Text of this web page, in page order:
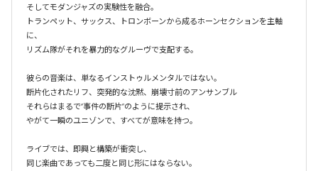
そしてモダンジャズの実験性を融合。
トランペット、サックス、トロンボーンから成るホーンセクションを主軸
に、
リズム隊がそれを暴力的なグルーヴで支配する。
彼らの音楽は、単なるインストゥルメンタルではない。
断片化されたリフ、突発的な沈黙、崩壊寸前のアンサンブル
それらはまるで“事件の断片”のように提示され、
やがて一瞬のユニゾンで、すべてが意味を持つ。
ライブでは、即興と構築が衝突し、
同じ楽曲であっても二度と同じ形にはならない。